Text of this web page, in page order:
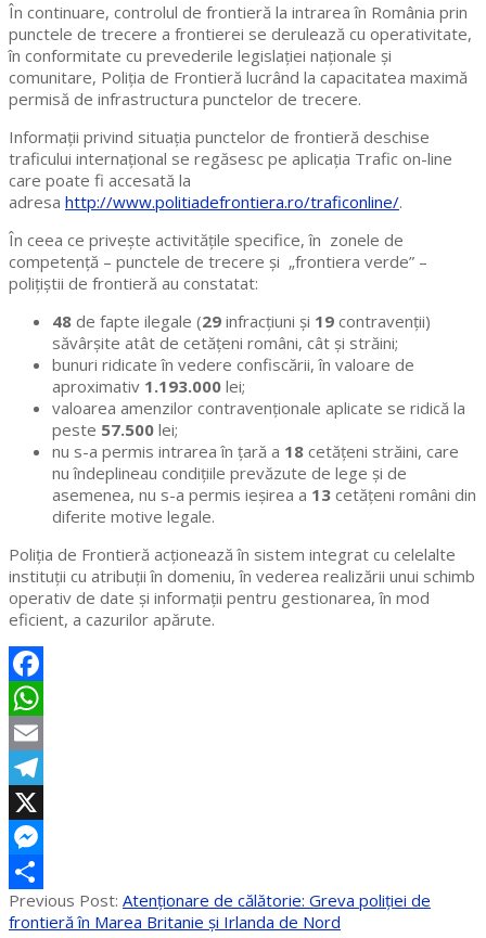
În continuare, controlul de frontieră la intrarea în România prin
punctele de trecere a frontierei se derulează cu operativitate,
în conformitate cu prevederile legislației naționale și
comunitare, Poliția de Frontieră lucrând la capacitatea maximă
permisă de infrastructura punctelor de trecere.
Informații privind situația punctelor de frontieră deschise
traficului internaţional se regăsesc pe aplicaţia Trafic on-line
care poate fi accesată la
adresa http://www.politiadefrontiera.ro/traficonline/.
În ceea ce priveşte activităţile specifice, în zonele de
competenţă – punctele de trecere şi „frontiera verde” –
poliţiştii de frontieră au constatat:
48 de fapte ilegale (29 infracţiuni şi 19 contravenţii)
săvârşite atât de cetăţeni români, cât şi străini;
bunuri ridicate în vedere confiscării, în valoare de
aproximativ 1.193.000 lei;
valoarea amenzilor contravenţionale aplicate se ridică la
peste 57.500 lei;
nu s-a permis intrarea în ţară a 18 cetăţeni străini, care
nu îndeplineau condiţiile prevăzute de lege şi de
asemenea, nu s-a permis ieşirea a 13 cetăţeni români din
diferite motive legale.
Poliţia de Frontieră acționează în sistem integrat cu celelalte
instituții cu atribuții în domeniu, în vederea realizării unui schimb
operativ de date și informații pentru gestionarea, în mod
eficient, a cazurilor apărute.
Facebook
WhatsApp
Email
Telegram
X
Messenger
Partajează
2023-
02-
Previous Post: Atenţionare de călătorie: Greva poliției de
frontieră în Marea Britanie și Irlanda de Nord